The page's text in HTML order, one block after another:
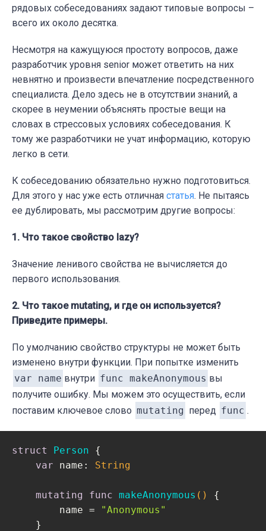
рядовых собеседованиях задают типовые вопросы –
всего их около десятка.
Несмотря на кажущуюся простоту вопросов, даже
разработчик уровня senior может ответить на них
невнятно и произвести впечатление посредственного
специалиста. Дело здесь не в отсутствии знаний, а
скорее в неумении объяснять простые вещи на
словах в стрессовых условиях собеседования. К
тому же разработчики не учат информацию, которую
легко в сети.
К собеседованию обязательно нужно подготовиться.
Для этого у нас уже есть отличная статья. Не пытаясь
ее дублировать, мы рассмотрим другие вопросы:
1. Что такое свойство lazy?
Значение ленивого свойства не вычисляется до
первого использования.
2. Что такое mutating, и где он используется?
Приведите примеры.
По умолчанию свойство структуры не может быть
изменено внутри функции. При попытке изменить
var name внутри func makeAnonymous вы
получите ошибку. Мы можем это осуществить, если
поставим ключевое слово mutating перед func .
struct Person
{
var name: String
mutating func makeAnonymous ()
{
        name =
"Anonymous"
    }